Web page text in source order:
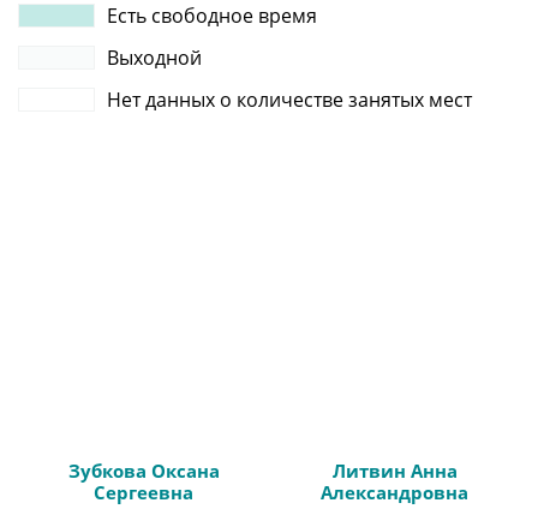
Есть свободное время
Выходной
Нет данных о количестве занятых мест
Зубкова Оксана
Сергеевна
Литвин Анна
Александровна